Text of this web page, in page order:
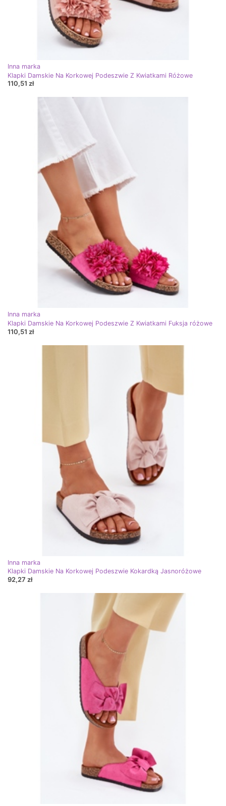
Inna marka
Klapki Damskie Na Korkowej Podeszwie Z Kwiatkami Różowe
110,51 zł
Inna marka
Klapki Damskie Na Korkowej Podeszwie Z Kwiatkami Fuksja różowe
110,51 zł
Inna marka
Klapki Damskie Na Korkowej Podeszwie Kokardką Jasnoróżowe
92,27 zł